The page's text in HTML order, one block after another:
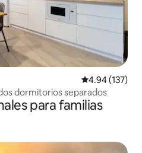
Calificación
4.94 (137)
dormitorios separados
para familias